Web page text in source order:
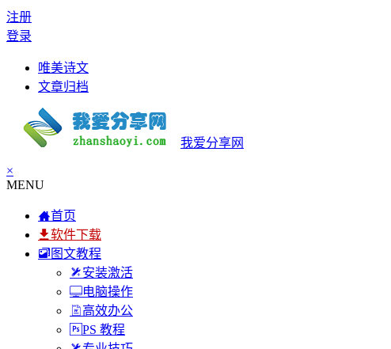
注册
登录
唯美诗文
文章归档
我爱分享网
×
MENU
首页
软件下载
图文教程
安装激活
电脑操作
高效办公
PS 教程